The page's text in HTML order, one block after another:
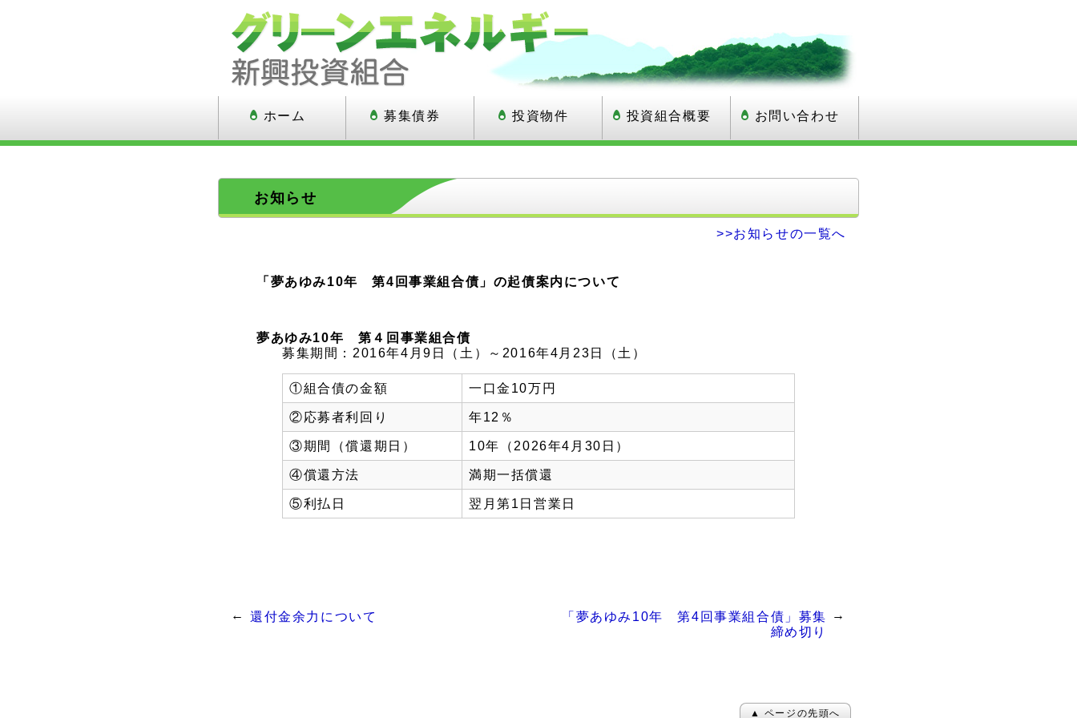
ホーム 募集債券 投資物件 投資組合概要 お問い合わせ
お知らせ
>>お知らせの一覧へ
「夢あゆみ10年 第4回事業組合債」の起債案内について
夢あゆみ10年 第４回事業組合債
募集期間：2016年4月9日（土）～2016年4月23日（土）
①組合債の金額 一口金10万円
②応募者利回り 年12％
③期間（償還期日） 10年（2026年4月30日）
④償還方法 満期一括償還
⑤利払日 翌月第1日営業日
還付金余力について
「夢あゆみ10年 第4回事業組合債」募集
締め切り
▲ ページの先頭へ